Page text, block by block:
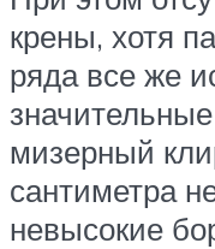
крены, хотя
ряда все же
мизерный
сантиметра
невысокие